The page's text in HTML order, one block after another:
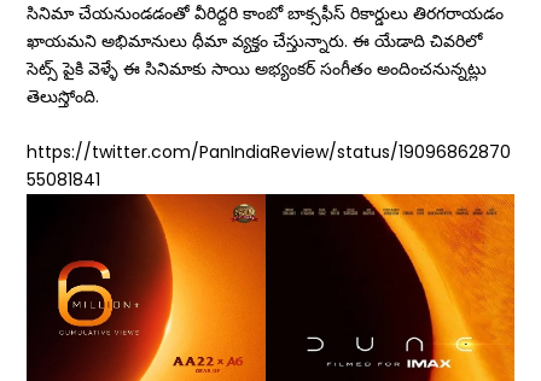
సినిమా చేయనుండడంతో వీరిద్దరి కాంబో బాక్సఫీస్ రికార్డులు తిరగరాయడం
ఖాయమని అభిమానులు ధీమా వ్యక్తం చేస్తున్నారు. ఈ యేడాది చివరిలో
సెట్స్ పైకి వెళ్ళే ఈ సినిమాకు సాయి అభ్యంకర్ సంగీతం అందించనున్నట్లు
తెలుస్తోంది.
https://twitter.com/PanIndiaReview/status/19096862870
55081841